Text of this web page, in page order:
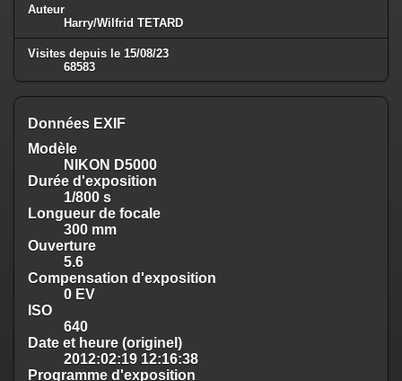
Auteur
Harry/Wilfrid TETARD
Visites depuis le 15/08/23
68583
Données EXIF
Modèle
NIKON D5000
Durée d'exposition
1/800 s
Longueur de focale
300 mm
Ouverture
5.6
Compensation d'exposition
0 EV
ISO
640
Date et heure (originel)
2012:02:19 12:16:38
Programme d'exposition